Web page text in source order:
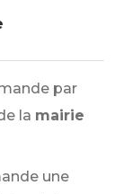
par
la mairie
une